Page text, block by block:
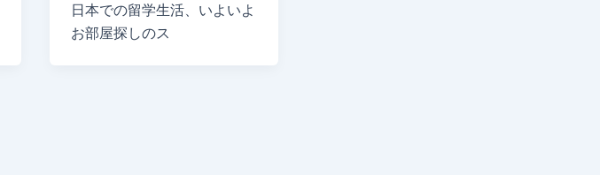
日本での留学生活、いよいよ
お部屋探しのス